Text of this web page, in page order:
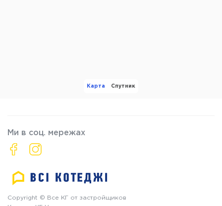
Карта Спутник
Ми в соц. мережах
Copyright © Все КГ от застройщиков